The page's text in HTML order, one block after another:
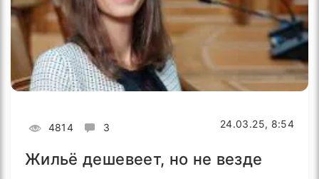
4814 3 24.03.25, 8:54
Жильё дешевеет, но не везде